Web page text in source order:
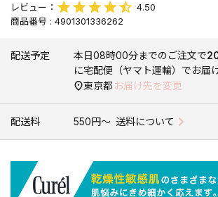
4.50
商品番号
4901301336262
配送予定 本日08時00分までのご注文で
に宅配便（ヤマト運輸） でお届
東京都 お届け先を変更
配送料 550円〜 送料について